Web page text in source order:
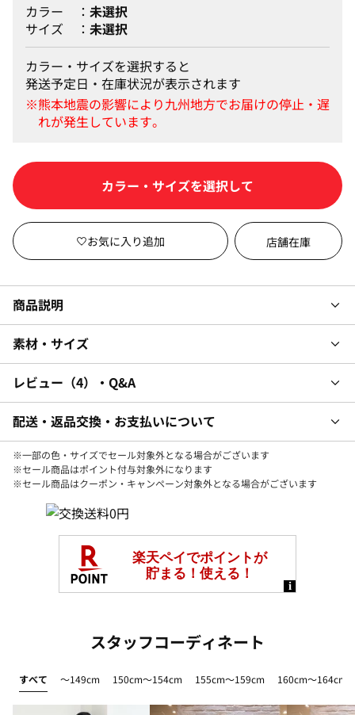
カラー
未選択
サイズ
未選択
カラー・サイズを選択すると
発送予定日・在庫状況が表示されます
カートに入れる
店舗在庫
商品説明
素材・サイズ
レビュー 4 ・Q&A
配送・返品交換・お支払いについて
※一部の色・サイズでセール対象外となる場合がございます
※セール商品はポイント付与対象外になります
※セール商品はクーポン・キャンペーン対象外となる場合がございます
スタッフコーディネート
すべて ～149cm 150cm～154cm 155cm～159cm 160cm～164cm